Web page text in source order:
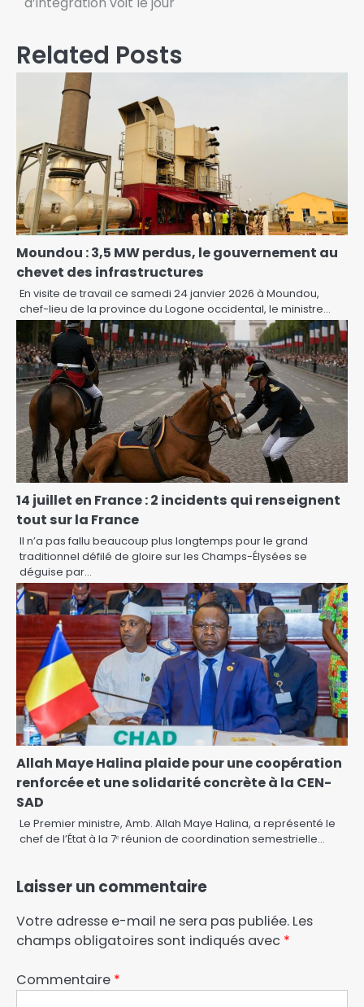
Related Posts
Moundou : 3,5 MW perdus, le gouvernement au
chevet des infrastructures
En visite de travail ce samedi 24 janvier 2026 à Moundou,
chef-lieu de la province du Logone occidental, le ministre…
14 juillet en France : 2 incidents qui renseignent
tout sur la France
Il n’a pas fallu beaucoup plus longtemps pour le grand
traditionnel défilé de gloire sur les Champs-Élysées se
déguise par…
Allah Maye Halina plaide pour une coopération
renforcée et une solidarité concrète à la CEN-
SAD
Le Premier ministre, Amb. Allah Maye Halina, a représenté le
chef de l’État à la 7ᵉ réunion de coordination semestrielle…
Laisser un commentaire
Votre adresse e-mail ne sera pas publiée. Les
champs obligatoires sont indiqués avec *
Commentaire *